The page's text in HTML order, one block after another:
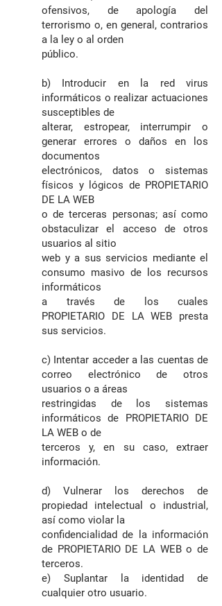
ofensivos, de apología del
terrorismo o, en general, contrarios
a la ley o al orden
público.
b) Introducir en la red virus
informáticos o realizar actuaciones
susceptibles de
alterar, estropear, interrumpir o
generar errores o daños en los
documentos
electrónicos, datos o sistemas
físicos y lógicos de PROPIETARIO
DE LA WEB
o de terceras personas; así como
obstaculizar el acceso de otros
usuarios al sitio
web y a sus servicios mediante el
consumo masivo de los recursos
informáticos
a través de los cuales
PROPIETARIO DE LA WEB presta
sus servicios.
c) Intentar acceder a las cuentas de
correo electrónico de otros
usuarios o a áreas
restringidas de los sistemas
informáticos de PROPIETARIO DE
LA WEB o de
terceros y, en su caso, extraer
información.
d) Vulnerar los derechos de
propiedad intelectual o industrial,
así como violar la
confidencialidad de la información
de PROPIETARIO DE LA WEB o de
terceros.
e) Suplantar la identidad de
cualquier otro usuario.